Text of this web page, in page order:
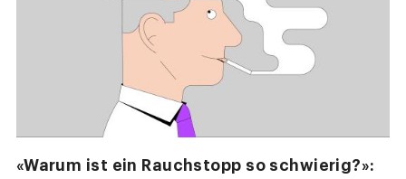
«Warum ist ein Rauchstopp so schwierig?»: